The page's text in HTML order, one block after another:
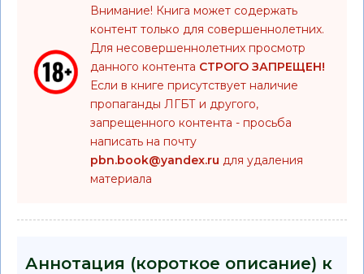
Внимание! Книга может содержать
контент только для совершеннолетних.
Для несовершеннолетних просмотр
данного контента СТРОГО ЗАПРЕЩЕН!
Если в книге присутствует наличие
пропаганды ЛГБТ и другого,
запрещенного контента - просьба
написать на почту
pbn.book@yandex.ru для удаления
материала
Аннотация (короткое описание) к